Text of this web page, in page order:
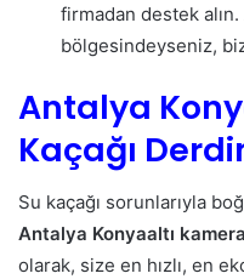
firmadan destek alın.
bölgesindeyseniz,
Antalya
Kaçağı
Su kaçağı sorunlarıyla
Antalya Konyaaltı
olarak, size en hızlı, en